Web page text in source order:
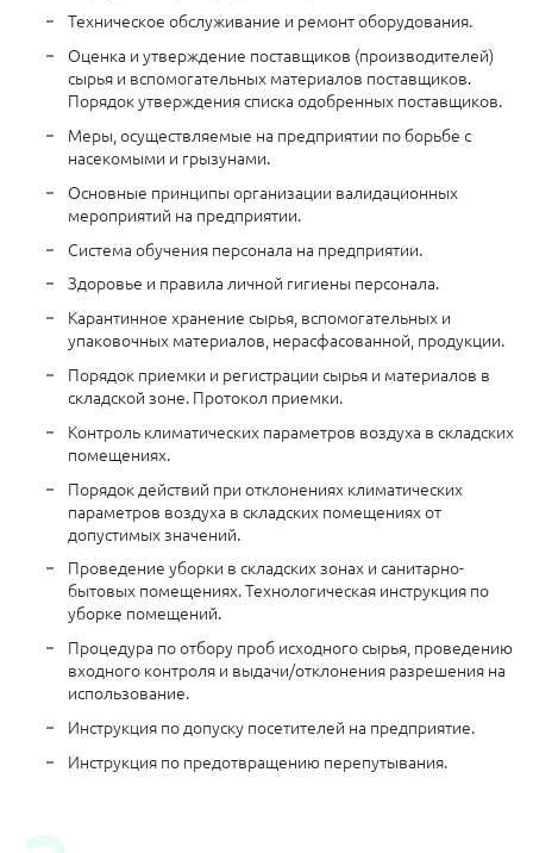
Техническое обслуживание и ремонт оборудования.
Оценка и утверждение поставщиков (производителей)
сырья и вспомогательных материалов поставщиков.
Порядок утверждения списка одобренных поставщиков.
Меры, осуществляемые на предприятии по борьбе с
насекомыми и грызунами.
Основные принципы организации валидационных
мероприятий на предприятии.
Система обучения персонала на предприятии.
Здоровье и правила личной гигиены персонала.
Карантинное хранение сырья, вспомогательных и
упаковочных материалов, нерасфасованной, продукции.
Порядок приемки и регистрации сырья и материалов в
складской зоне. Протокол приемки.
Контроль климатических параметров воздуха в складских
помещениях.
Порядок действий при отклонениях климатических
параметров воздуха в складских помещениях от
допустимых значений.
Проведение уборки в складских зонах и санитарно-
бытовых помещениях. Технологическая инструкция по
уборке помещений.
Процедура по отбору проб исходного сырья, проведению
входного контроля и выдачи/отклонения разрешения на
использование.
Инструкция по допуску посетителей на предприятие.
Инструкция по предотвращению перепутывания.